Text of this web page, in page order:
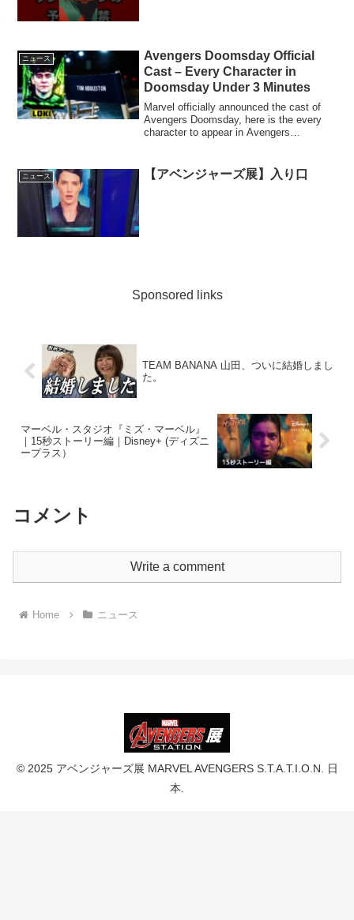
ニュース
Avengers Doomsday Official
Cast – Every Character in
Doomsday Under 3 Minutes
Marvel officially announced the cast of
Avengers Doomsday, here is the every
character to appear in Avengers
ニュース 【アベンジャーズ展】入り口
Sponsored links
TEAM BANANA 山田、ついに結婚しまし
た。
マーベル・スタジオ『ミズ・マーベル』
｜15秒ストーリー編｜Disney+ (ディズニ
ープラス）
コメント
Write a comment
Home ニュース
© 2025 アベンジャーズ展 MARVEL AVENGERS S.T.A.T.I.O.N. 日
本.